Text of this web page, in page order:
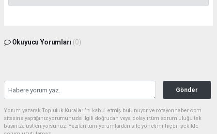
Okuyucu Yorumları (0)
Gönder
Yorum yazarak Topluluk Kuralları’nı kabul etmiş bulunuyor ve rotayonhaber.com
sitesine yaptığınız yorumunuzla ilgili doğrudan veya dolaylı tüm sorumluluğu tek
başınıza üstleniyorsunuz. Yazılan tüm yorumlardan site yönetimi hiçbir şekilde